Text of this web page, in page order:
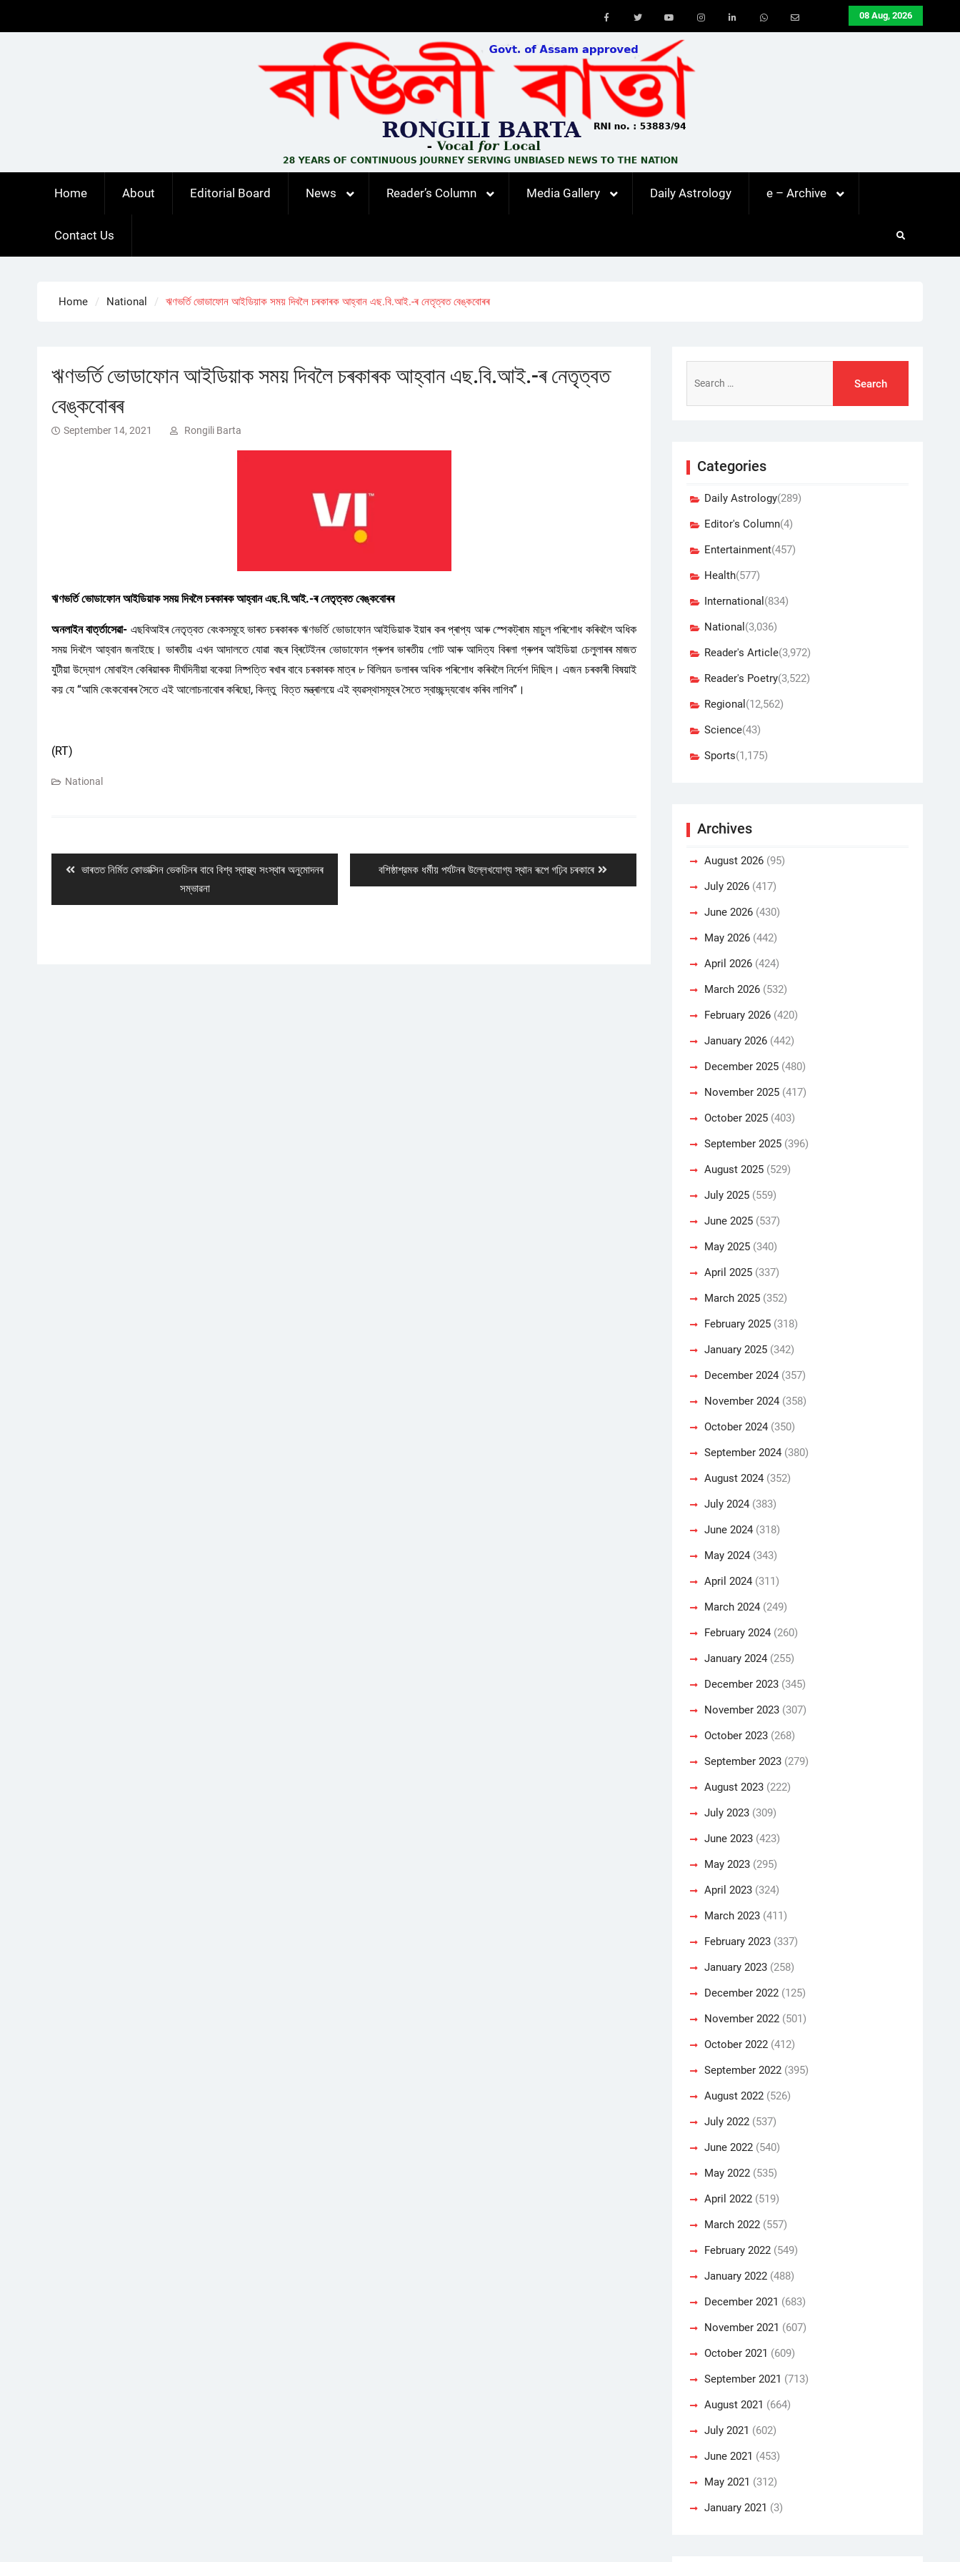
08 Aug, 2026
Youtube
Home About Editorial Board News Reader’s Column Media Gallery Daily Astrology e – Archive
Contact Us
Home National ঋণভৰ্তি ভোডাফোন আইডিয়াক সময় দিবলৈ চৰকাৰক আহ্বান এছ.বি.আই.-ৰ নেতৃত্বত বেঙ্কবোৰৰ
ঋণভৰ্তি ভোডাফোন আইডিয়াক সময় দিবলৈ চৰকাৰক আহ্বান এছ.বি.আই.-ৰ নেতৃত্বত
বেঙ্কবোৰৰ
September 14, 2021 Rongili Barta
ঋণভৰ্তি ভোডাফোন আইডিয়াক সময় দিবলৈ চৰকাৰক আহ্বান এছ.বি.আই.-ৰ নেতৃত্বত বেঙ্কবোৰৰ
অনলাইন বাৰ্ত্তাসেৱা- এছবিআইৰ নেতৃত্বত বেংকসমূহে ভাৰত চৰকাৰক ঋণভৰ্তি ভোডাফোন আইডিয়াক ইয়াৰ কৰ প্ৰাপ্য আৰু স্পেকট্ৰাম মাচুল পৰিশোধ কৰিবলৈ অধিক
সময় দিবলৈ আহ্বান জনাইছে। ভাৰতীয় এখন আদালতে যোৱা বছৰ ব্ৰিটেইনৰ ভোডাফোন গ্ৰুপৰ ভাৰতীয় গোট আৰু আদিত্য বিৰলা গ্ৰুপৰ আইডিয়া চেলুলাৰৰ মাজত
যুটীয়া উদ্যোগ মোবাইল কেৰিয়াৰক দীৰ্ঘদিনীয়া বকেয়া নিষ্পত্তি ৰখাৰ বাবে চৰকাৰক মাত্ৰ ৮ বিলিয়ন ডলাৰৰ অধিক পৰিশোধ কৰিবলৈ নিৰ্দেশ দিছিল। এজন চৰকাৰী বিষয়াই
কয় যে “আমি বেংকবোৰৰ সৈতে এই আলোচনাবোৰ কৰিছো, কিন্তু বিত্ত মন্ত্ৰালয়ে এই ব্যৱস্থাসমূহৰ সৈতে স্বাচ্ছন্দ্যবোধ কৰিব লাগিব”।
(RT)
National
Previous
ভাৰতত নিৰ্মিত কোভাক্সিন ভেকচিনৰ বাবে বিশ্ব স্বাস্থ্য সংস্থাৰ অনুমোদনৰ
সম্ভাৱনা
Next
post:
বশিষ্ঠাশ্রমক ধর্মীয় পৰ্যটনৰ উল্লেখযোগ্য স্থান ৰূপে গঢ়িব চৰকাৰে
for:
Categories
Daily Astrology(289)
Editor's Column(4)
Entertainment(457)
Health(577)
International (834)
National (3,036)
Reader's Article(3,972)
Reader's Poetry(3,522)
Regional (12,562)
Science(43)
Sports(1,175)
Archives
August 2026 (95)
July 2026 (417)
June 2026 (430)
May 2026 (442)
April 2026 (424)
March 2026 (532)
February 2026 (420)
January 2026 (442)
December 2025 (480)
November 2025 (417)
October 2025 (403)
September 2025 (396)
August 2025 (529)
July 2025 (559)
June 2025 (537)
May 2025 (340)
April 2025 (337)
March 2025 (352)
February 2025 (318)
January 2025 (342)
December 2024 (357)
November 2024 (358)
October 2024 (350)
September 2024 (380)
August 2024 (352)
July 2024 (383)
June 2024 (318)
May 2024 (343)
April 2024 (311)
March 2024 (249)
February 2024 (260)
January 2024 (255)
December 2023 (345)
November 2023 (307)
October 2023 (268)
September 2023 (279)
August 2023 (222)
July 2023 (309)
June 2023 (423)
May 2023 (295)
April 2023 (324)
March 2023 (411)
February 2023 (337)
January 2023 (258)
December 2022 (125)
November 2022 (501)
October 2022 (412)
September 2022 (395)
August 2022 (526)
July 2022 (537)
June 2022 (540)
May 2022 (535)
April 2022 (519)
March 2022 (557)
February 2022 (549)
January 2022 (488)
December 2021 (683)
November 2021 (607)
October 2021 (609)
September 2021 (713)
August 2021 (664)
July 2021 (602)
June 2021 (453)
May 2021 (312)
January 2021 (3)